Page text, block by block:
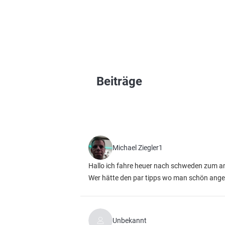
Beiträge
Michael Ziegler1
Hallo ich fahre heuer nach schweden zum
Wer hätte den par tipps wo man schön
Unbekannt